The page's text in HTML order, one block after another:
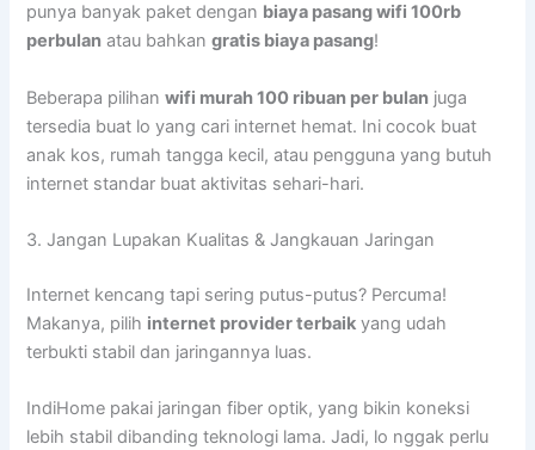
punya banyak paket dengan biaya pasang wifi 100rb
perbulan atau bahkangratis biaya pasang!
Beberapa pilihanwifi murah 100 ribuan per bulan juga
tersedia buat lo yang cari internet hemat. Ini cocok buat
anak kos, rumah tangga kecil, atau pengguna yang butuh
internet standar buat aktivitas sehari-hari.
3. Jangan Lupakan Kualitas & Jangkauan Jaringan
Internet kencang tapi sering putus-putus? Percuma!
Makanya, pilih internet provider terbaik yang udah
terbukti stabil dan jaringannya luas.
IndiHome pakai jaringan fiber optik, yang bikin koneksi
lebih stabil dibanding teknologi lama. Jadi, lo nggak perlu